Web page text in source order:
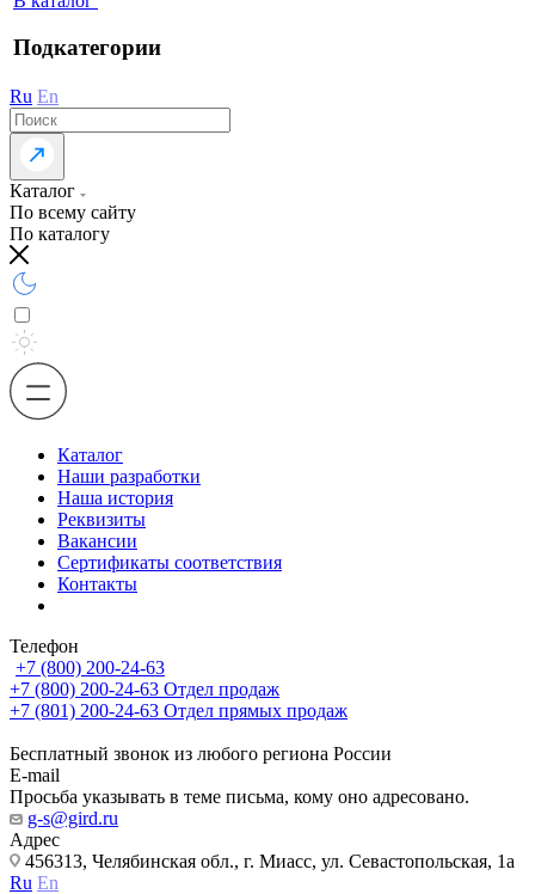
Подкатегории
Ru En
Каталог
По всему сайту
По каталогу
Каталог
Наши разработки
Наша история
Реквизиты
Вакансии
Сертификаты соответствия
Контакты
Телефон
+7 (800) 200-24-63
+7 (800) 200-24-63 Отдел продаж
+7 (801) 200-24-63 Отдел прямых продаж
Бесплатный звонок из любого региона России
E-mail
Просьба указывать в теме письма, кому оно адресовано.
g-s@gird.ru
Адрес
456313, Челябинская обл., г. Миасс, ул. Севастопольская, 1а
Ru En